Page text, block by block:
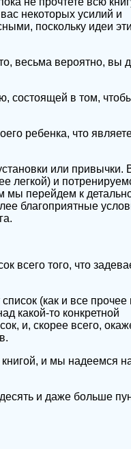
некоторых усилий и
поскольку идеи
весьма вероятно, вы
состоящей в том,
ребенка, что
или привычки.
легкой) и
мы перейдем к
благоприятные
всего того, что
(как и все прочее
какой-то конкретной
и, скорее всего,
и мы надеемся
и даже больше